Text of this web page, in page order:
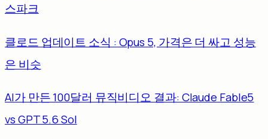
스파크
클로드 업데이트 소식 : Opus 5, 가격은 더 싸고 성능
은 비슷
AI가 만든 100달러 뮤직비디오 결과: Claude Fable5
vs GPT 5.6 Sol